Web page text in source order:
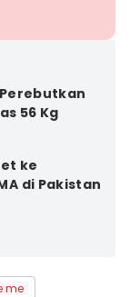
Perebutkan
56 Kg
ke
di Pakistan
me